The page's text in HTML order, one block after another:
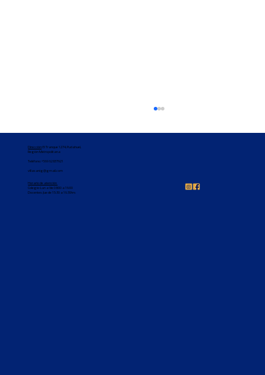
Dirección: El Tranque 1274, Pudahuel,
Región Metropolitana
Teléfono:+569 62837921
villasanig@gmail.com
Horario de atención
Colegio: Lun a Vie 08:00 a 16:00
Docentes: Jue de 15:30 a 16:30hrs